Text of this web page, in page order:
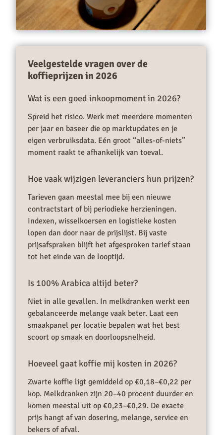
Veelgestelde vragen over de
koffieprijzen in 2026
Wat is een goed inkoopmoment in 2026?
Spreid het risico. Werk met meerdere momenten
per jaar en baseer die op marktupdates en je
eigen verbruiksdata. Eén groot “alles-of-niets”
moment raakt te afhankelijk van toeval.
Hoe vaak wijzigen leveranciers hun prijzen?
Tarieven gaan meestal mee bij een nieuwe
contractstart of bij periodieke herzieningen.
Indexen, wisselkoersen en logistieke kosten
lopen dan door naar de prijslijst. Bij vaste
prijsafspraken blijft het afgesproken tarief staan
tot het einde van de looptijd.
Is 100% Arabica altijd beter?
Niet in alle gevallen. In melkdranken werkt een
gebalanceerde melange vaak beter. Laat een
smaakpanel per locatie bepalen wat het best
scoort op smaak en doorloopsnelheid.
Hoeveel gaat koffie mij kosten in 2026?
Zwarte koffie ligt gemiddeld op €0,18–€0,22 per
kop. Melkdranken zijn 20–40 procent duurder en
komen meestal uit op €0,23–€0,29. De exacte
prijs hangt af van dosering, melange, service en
bekers of afval.